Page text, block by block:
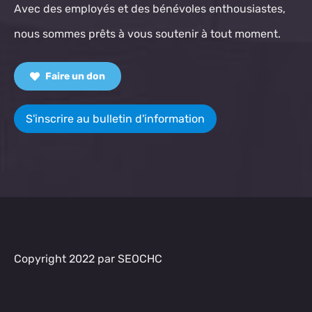
Avec des employés et des bénévoles enthousiastes,
nous sommes prêts à vous soutenir à tout moment.
Faire un don
S'inscrire au bulletin d'information
Copyright 2022 par SEOCHC